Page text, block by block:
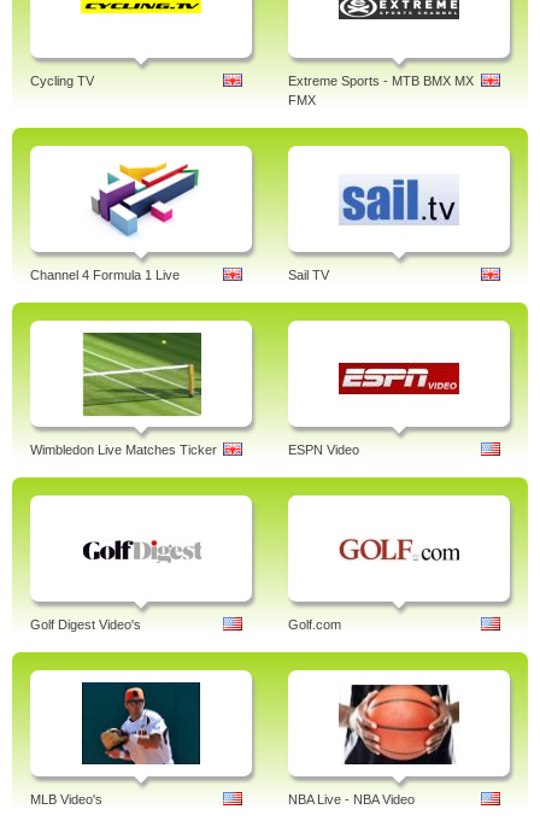
Cycling TV
Extreme Sports - MTB BMX MX
FMX
Channel 4 Formula 1 Live Sail TV
Wimbledon Live Matches Ticker ESPN Video
Golf Digest Video's Golf.com
MLB Video's NBA Live - NBA Video